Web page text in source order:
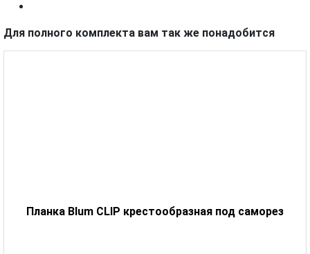
Для полного комплекта вам так же понадобится
Планка Blum CLIP крестообразная под саморез